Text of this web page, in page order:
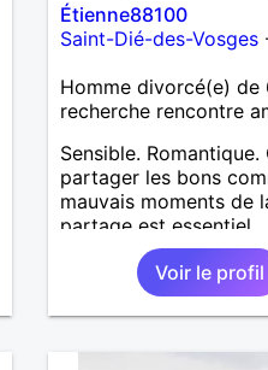
Étienne88100
Saint-Dié-des-Vosges
Homme divorcé(e) de
recherche rencontre
Sensible. Romantique.
partager les bons
mauvais moments de
partage est essentiel
Voir le profil